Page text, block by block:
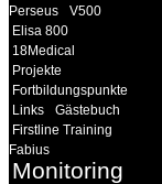
Perseus
V500
Elisa 800
18Medical
Projekte
Fortbildungspunkte
Links
Gästebuch
Firstline Training
Fabius
Monitoring